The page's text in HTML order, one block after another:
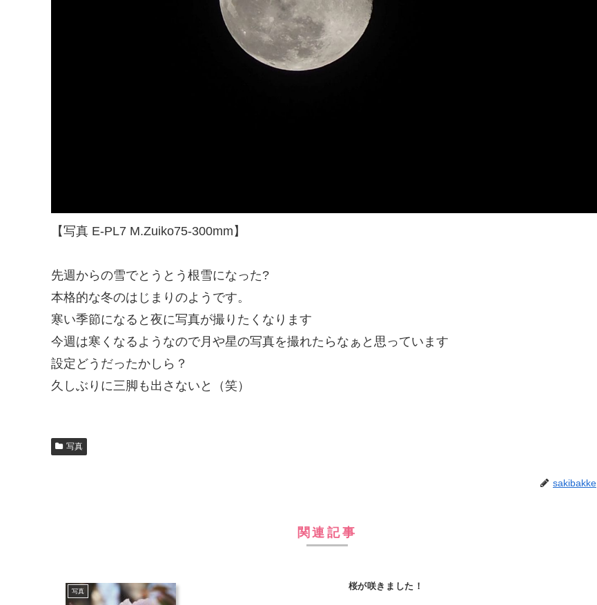
【写真 E-PL7 M.Zuiko75-300mm】
先週からの雪でとうとう根雪になった?
本格的な冬のはじまりのようです。
寒い季節になると夜に写真が撮りたくなります
今週は寒くなるようなので月や星の写真を撮れたらなぁと思っています
設定どうだったかしら？
久しぶりに三脚も出さないと（笑）
写真
sakibakke
関連記事
写真
桜が咲きました！